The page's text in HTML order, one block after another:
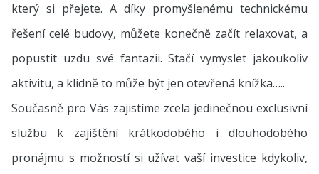
který si přejete. A díky promyšlenému technickému
řešení celé budovy, můžete konečně začít relaxovat, a
popustit uzdu své fantazii. Stačí vymyslet jakoukoliv
aktivitu, a klidně to může být jen otevřená knížka…..
Současně pro Vás zajistíme zcela jedinečnou exclusivní
službu k zajištění krátkodobého i dlouhodobého
pronájmu s možností si užívat vaší investice kdykoliv,